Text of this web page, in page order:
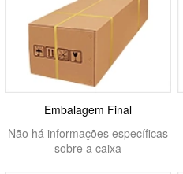
Embalagem Final
Não há informações específicas
sobre a caixa